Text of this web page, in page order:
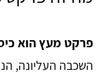
פרקט מעץ הוא
השכבה העליונה,